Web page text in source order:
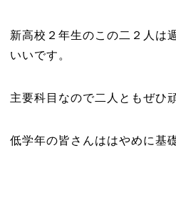
新高校２年生のこの二２人は
いいです。
主要科目なので二人ともぜひ
低学年の皆さんははやめに基